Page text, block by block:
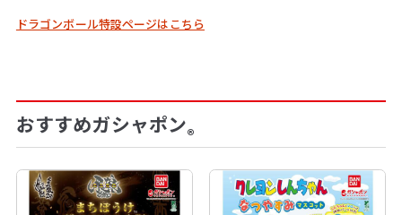
ドラゴンボール特設ページはこちら
おすすめガシャポン®